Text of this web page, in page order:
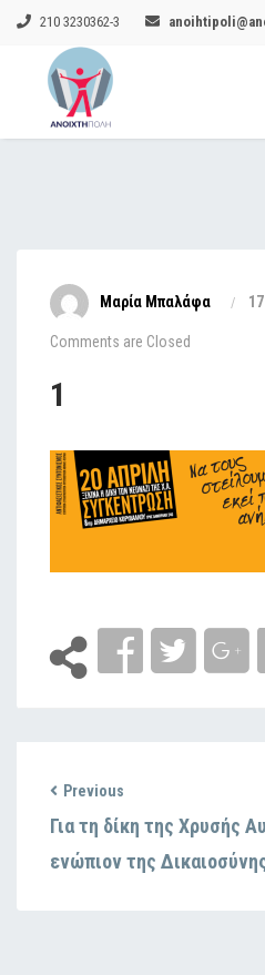
210 3230362-3
Μαρία Μπαλάφα
Comments are Closed
1
Previous
Για τη δίκη της Χρυσής
ενώπιον της